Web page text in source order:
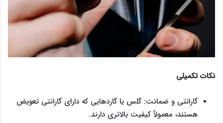
نکات تکمیلی
گارانتی و ضمانت: گلس یا گاردهایی که دارای گارانتی تعویض
هستند، معمولاً کیفیت بالاتری دارند.